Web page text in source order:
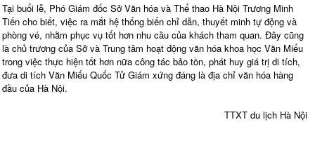
Tại buổi lễ, Phó Giám đốc Sở Văn hóa và Thể thao Hà Nội Trương Minh
Tiến cho biết, việc ra mắt hệ thống biển chỉ dẫn, thuyết minh tự động và
phòng vé, nhằm phục vụ tốt hơn nhu cầu của khách tham quan. Đây cũng
là chủ trương của Sở và Trung tâm hoạt động văn hóa khoa học Văn Miếu
trong việc thực hiện tốt hơn nữa công tác bảo tồn, phát huy giá trị di tích,
đưa di tích Văn Miếu Quốc Tử Giám xứng đáng là địa chỉ văn hóa hàng
đầu của Hà Nội.
TTXT du lịch Hà Nội